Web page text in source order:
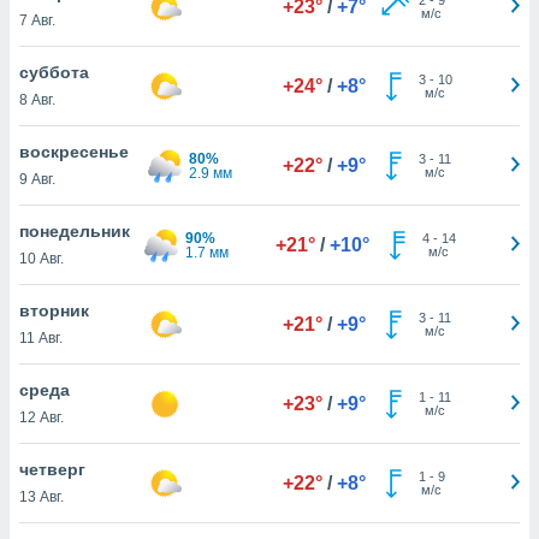
действия
рекламу
нашей
cookie
cookie
в
нашего
7 Авг.
+23° / +7°
м/с
суббота
8 Авг.
+24° / +8° 3- 10
м/с
воскресенье
9 Авг.
80%
2.9 мм
+22° / +9° 3- 11
м/с
понедельник
10 Авг.
90%
1.7 мм
+21° / +10° 4- 14
м/с
вторник
11 Авг.
+21° / +9° 3- 11
м/с
среда
12 Авг.
+23° / +9° 1 - 11
м/с
четверг
13 Авг.
+22° / +8° 1 - 9
м/с